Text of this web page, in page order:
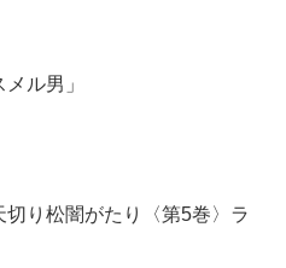
ル男」
切り松闇がたり〈第5巻〉ラ